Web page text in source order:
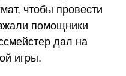
чтобы провести
помощники
дал на
игры.